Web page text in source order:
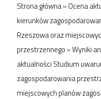
Strona główna» Ocena
kierunków
Rzeszowa oraz
przestrzennego »Wyniki
aktualności Studium
zagospodarowania
miejscowych planów